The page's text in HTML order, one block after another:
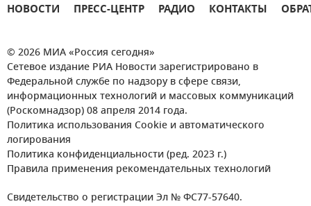
НОВОСТИ ПРЕСС-ЦЕНТР РАДИО КОНТАКТЫ
© 2026 МИА «Россия сегодня»
Сетевое издание РИА Новости зарегистрировано в
Федеральной службе по надзору в сфере связи,
информационных технологий и массовых коммуникаций
(Роскомнадзор) 08 апреля 2014 года.
Политика использования Cookie и автоматического
логирования
Политика конфиденциальности (ред. 2023 г.)
Правила применения рекомендательных технологий
Свидетельство о регистрации Эл № ФС77-57640.